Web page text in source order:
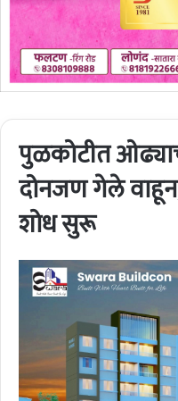
पुळकोटीत
दोनजण गेले
शोध सुरू